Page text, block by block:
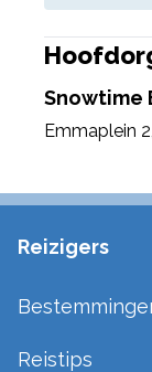
Snowtime
Emmaplein 2,
Reizigers
Reistips